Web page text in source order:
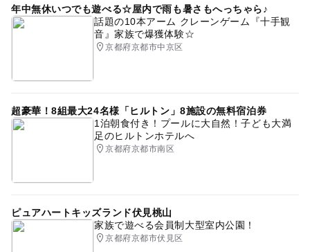
年中無休いつでも遊べる☆屋内で雨も暑さもへっちゃら♪
話題の10本アーム クレーンゲーム『十手観
音』家族で爆獲体験☆
京都府京都市中京区
超豪華！8組最大24名様「ヒルトン」8施設の無料宿泊券
1泊朝食付き！プールに大自然！子ども大満
足のヒルトンホテルへ
京都府京都市南区
ピュアハートキッズランド伏見桃山
家族で遊べる会員制大型室内公園！
京都府京都市伏見区